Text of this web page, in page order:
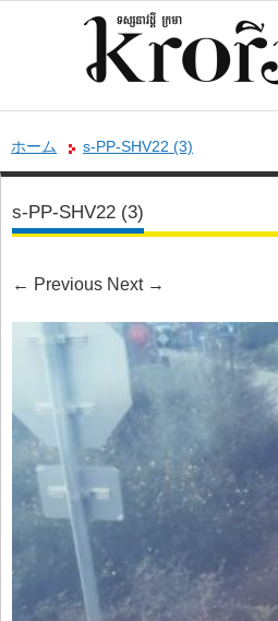
ホーム s-PP-SHV22 (3)
s-PP-SHV22 (3)
← Previous Next →